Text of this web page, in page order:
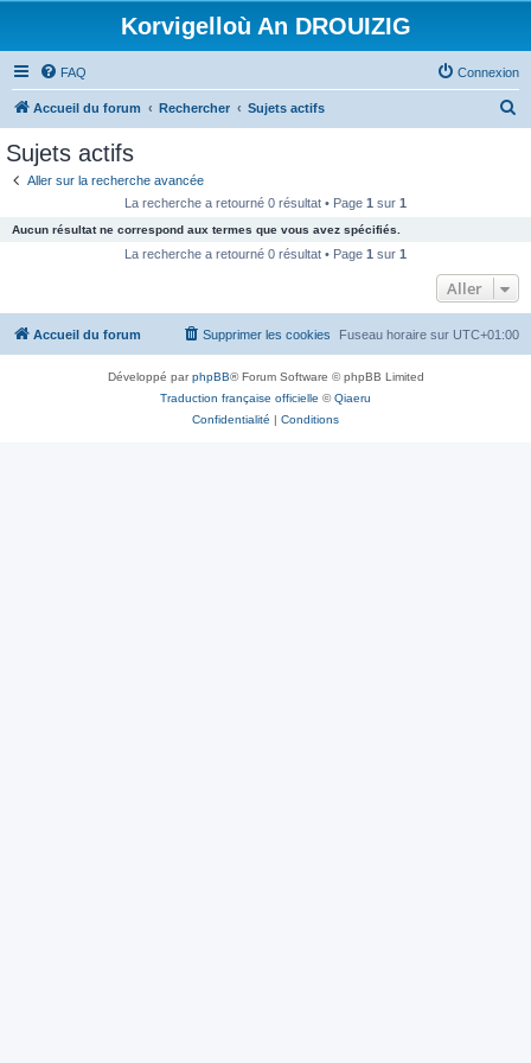
Korvigelloù An DROUIZIG
FAQ Connexion
Accueil du forum Rechercher Sujets actifs
c
e
Sujets actifs
Aller sur la recherche avancée
La recherche a retourné 0 résultat • Page 1 sur 1
Aucun résultat ne correspond aux termes que vous avez spécifiés.
La recherche a retourné 0 résultat • Page 1 sur 1
Aller
Accueil du forum Fuseau horaire sur UTC+01:00
Supprimer les cookies
Développé parphpBB® Forum Software © phpBB Limited
Traduction française officielle ©Qiaeru
Confidentialité | Conditions